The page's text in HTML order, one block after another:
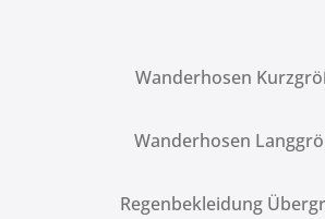
Wanderhosen
Wanderhosen
Regenbekleidung